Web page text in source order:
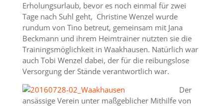
Erholungsurlaub, bevor es noch einmal für zwei
Tage nach Suhl geht, Christine Wenzel wurde
rundum von Tino betreut, gemeinsam mit Jana
Beckmann und ihrem Heimtrainer nutzten sie die
Trainingsmöglichkeit in Waakhausen. Natürlich war
auch Tobi Wenzel dabei, der für die reibungslose
Versorgung der Stände verantwortlich war.
Der
ansässige Verein unter maßgeblicher Mithilfe von